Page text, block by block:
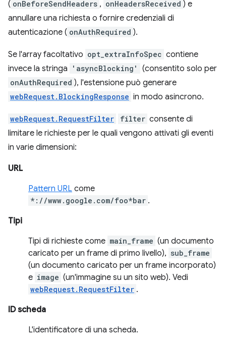
( onBeforeSendHeaders , onHeadersReceived ) e
annullare una richiesta o fornire credenziali di
autenticazione ( onAuthRequired ).
Se l'array facoltativo opt_extraInfoSpec contiene
invece la stringa
'asyncBlocking' (consentito solo per
onAuthRequired ), l'estensione può generare
webRequest.BlockingResponse in modo asincrono.
webRequest.RequestFilter filter consente di
limitare le richieste per le quali vengono attivati gli eventi
in varie dimensioni:
URL
Pattern URL come
*://www.google.com/foo*bar .
Tipi
Tipi di richieste come main_frame (un documento
caricato per un frame di primo livello), sub_frame
(un documento caricato per un frame incorporato)
e image (un'immagine su un sito web). Vedi
webRequest.RequestFilter .
ID scheda
L'identificatore di una scheda.